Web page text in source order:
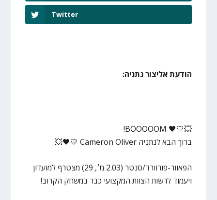
Twitter
הודעת אליצור נתניה:
‏💥💛🖤 BOOOOOM!
ברוך הבא לנתניה Cameron Oliver 💛🖤💥
הפאוור-פורוורד/סנטר (2.03 מ׳, 29) מצטרף למועדון
ויעמוד לרשות הצוות המקצועי כבר במשחק הקרוב!